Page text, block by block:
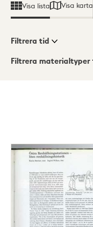
Visa lista Visa karta
Visningsläge
Filtrera tid
Filtrera materialtyper